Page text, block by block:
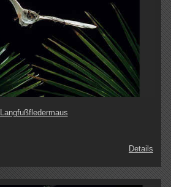
Langfußfledermaus
Details